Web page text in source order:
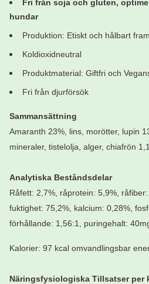
Fri från soja och gluten,
hundar
Produktion: Etiskt och hålbart
Koldioxidneutral
Produktmaterial: Giftfri och
Fri från djurförsök
Sammansättning
Amaranth 23%, lins, morötter, lupin
mineraler, tistelolja, alger, chiafrön
Analytiska Beståndsdelar
Råfett: 2,7%, råprotein: 5,9%,
fuktighet: 75,2%, kalcium: 0,28%,
förhållande: 1,56:1, puringehalt:
Kalorier: 97 kcal omvandlingsbar
Näringsfysiologiska Tillsatser per